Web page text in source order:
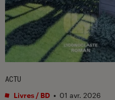
ACTU
Livres / BD • 01 avr. 2026